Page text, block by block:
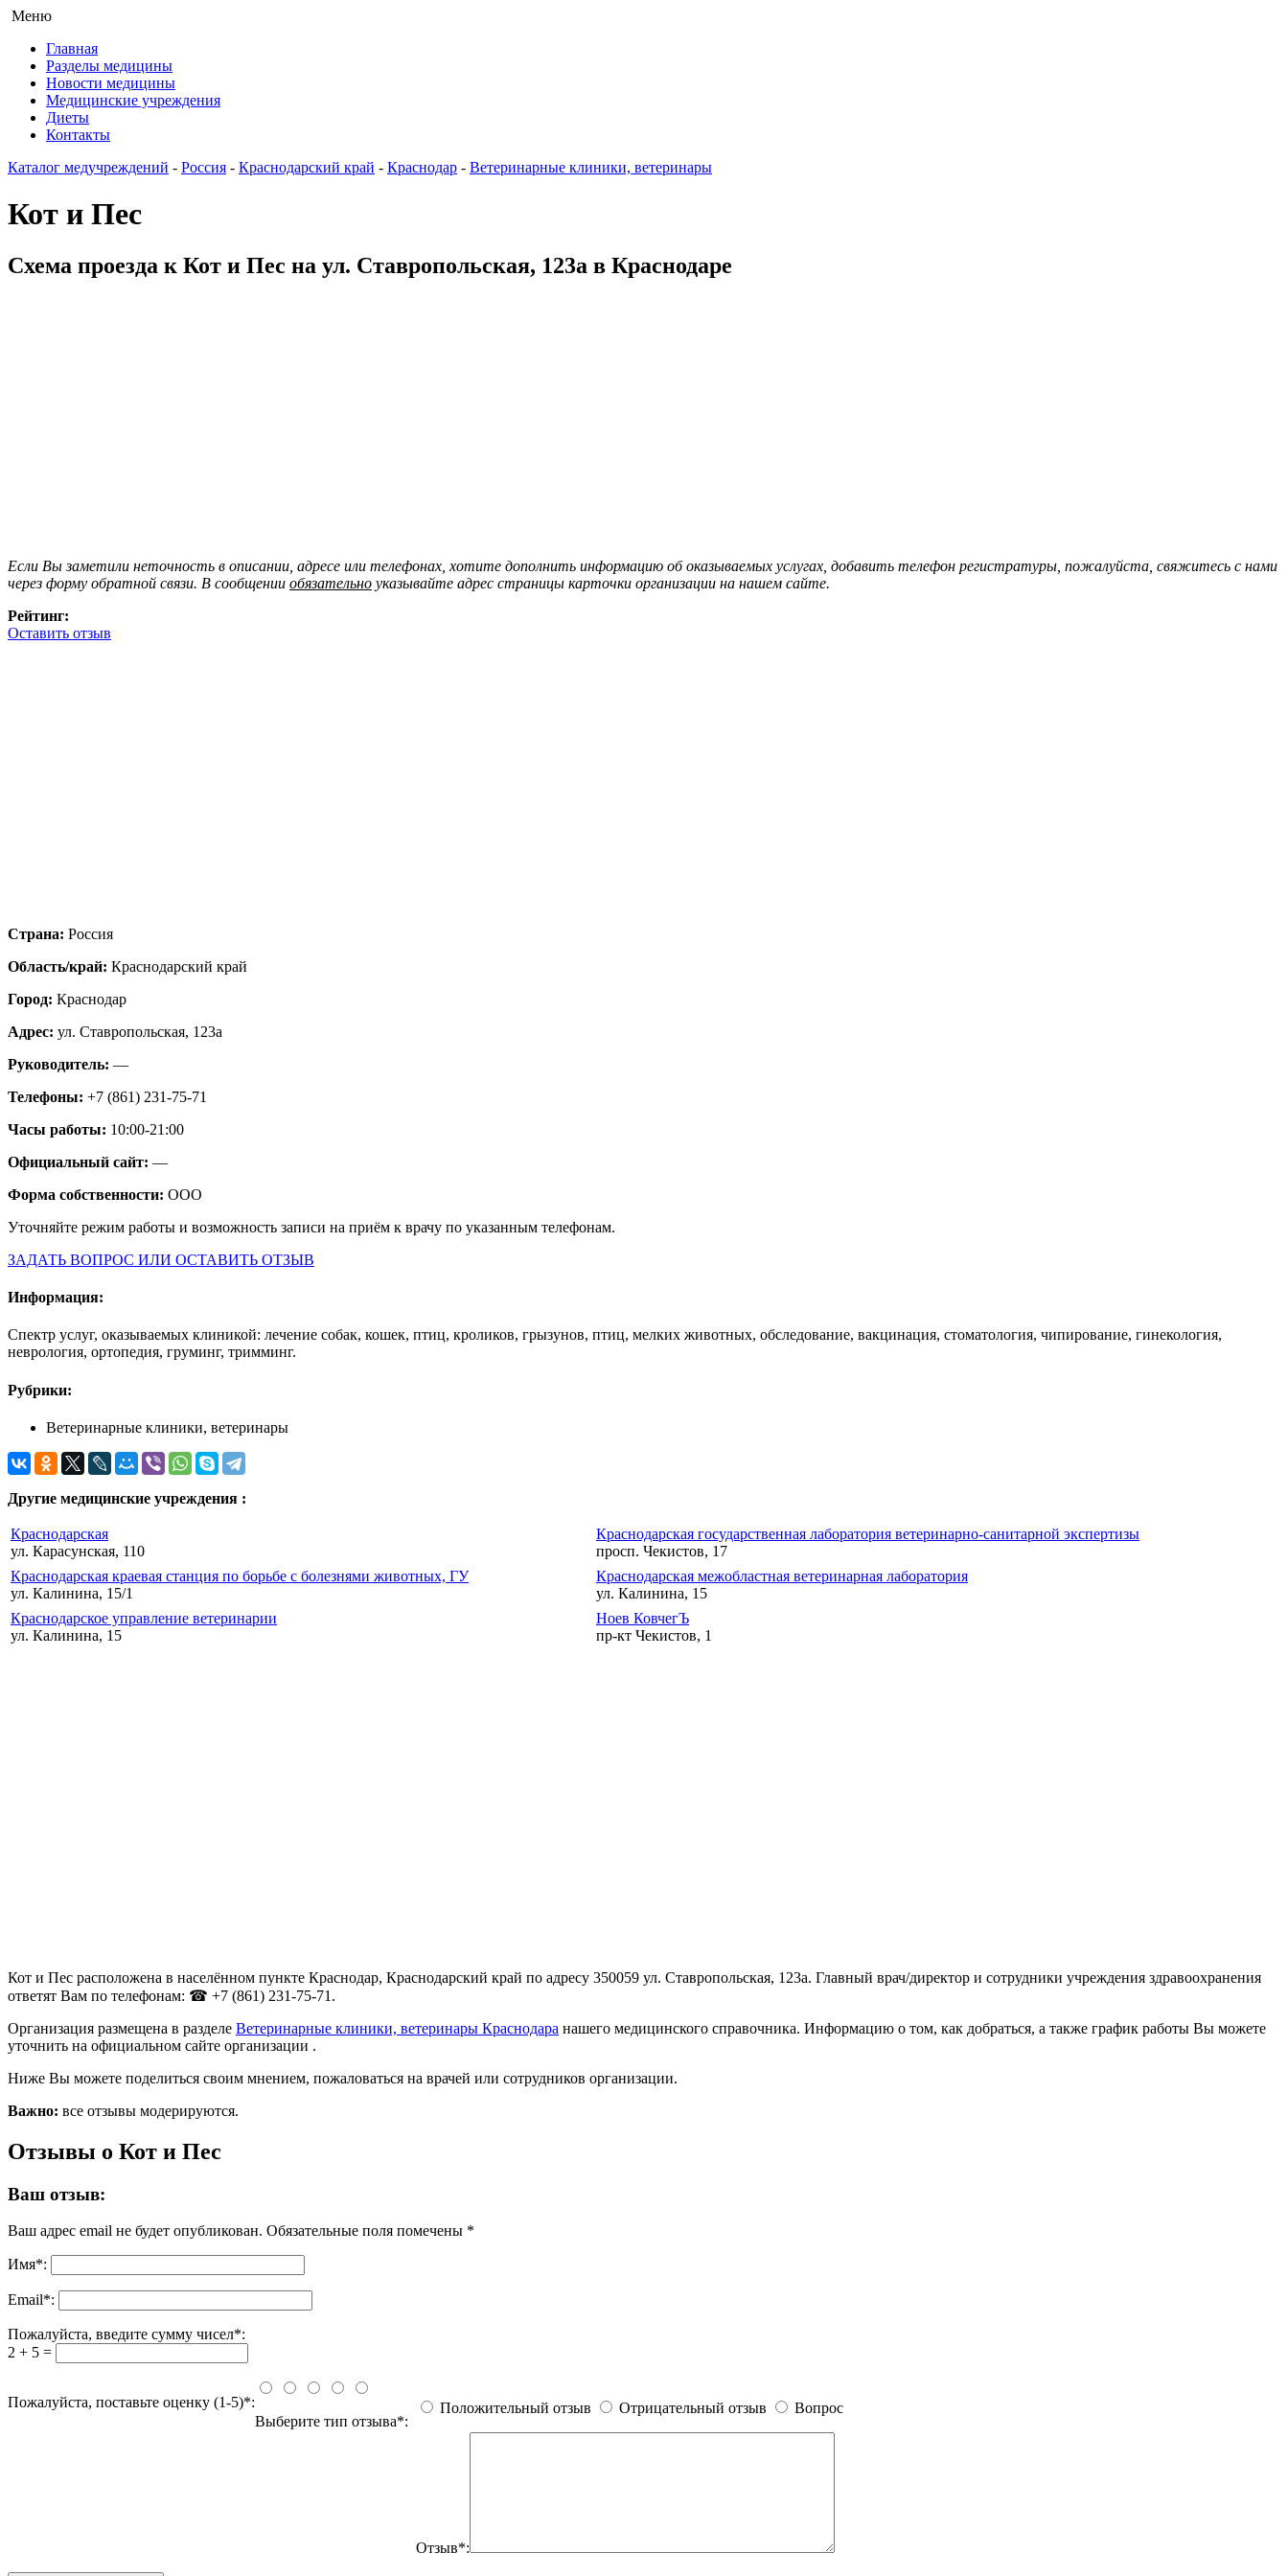
Меню
Главная
Разделы медицины
Новости медицины
Медицинские учреждения
Диеты
Контакты
Каталог медучреждений - Россия - Краснодарский край - Краснодар - Ветеринарные клиники, ветеринары
Кот и Пес
Схема проезда к Кот и Пес на ул. Ставропольская, 123а в Краснодаре
Если Вы заметили неточность в описании, адресе или телефонах, хотите дополнить информацию об оказываемых услугах, добавить телефон регистратуры, пожалуйста, свяжитесь с нами
через форму обратной связи. В сообщении обязательно указывайте адрес страницы карточки организации на нашем сайте.
Рейтинг:
Оставить отзыв
Страна: Россия
Область/край: Краснодарский край
Город: Краснодар
Адрес: ул. Ставропольская, 123а
Руководитель: —
Телефоны: +7 (861) 231-75-71
Часы работы: 10:00-21:00
Официальный сайт: —
Форма собственности: ООО
Уточняйте режим работы и возможность записи на приём к врачу по указанным телефонам.
ЗАДАТЬ ВОПРОС ИЛИ ОСТАВИТЬ ОТЗЫВ
Информация:
Спектр услуг, оказываемых клиникой: лечение собак, кошек, птиц, кроликов, грызунов, птиц, мелких животных, обследование, вакцинация, стоматология, чипирование, гинекология,
неврология, ортопедия, груминг, тримминг.
Рубрики:
Ветеринарные клиники, ветеринары
Другие медицинские учреждения :
Краснодарская
ул. Карасунская, 110
Краснодарская государственная лаборатория ветеринарно-санитарной экспертизы
просп. Чекистов, 17
Краснодарская краевая станция по борьбе с болезнями животных, ГУ
ул. Калинина, 15/1
Краснодарская межобластная ветеринарная лаборатория
ул. Калинина, 15
Краснодарское управление ветеринарии
ул. Калинина, 15
Ноев КовчегЪ
пр-кт Чекистов, 1
Кот и Пес расположена в населённом пункте Краснодар, Краснодарский край по адресу 350059 ул. Ставропольская, 123а. Главный врач/директор и сотрудники учреждения здравоохранения
ответят Вам по телефонам: ☎ +7 (861) 231-75-71.
Организация размещена в разделе Ветеринарные клиники, ветеринары Краснодара нашего медицинского справочника. Информацию о том, как добраться, а также график работы Вы можете
уточнить на официальном сайте организации .
Ниже Вы можете поделиться своим мнением, пожаловаться на врачей или сотрудников организации.
Важно: все отзывы модерируются.
Отзывы о Кот и Пес
Ваш отзыв:
Ваш адрес email не будет опубликован. Обязательные поля помечены *
Имя*:
Email*:
Пожалуйста, введите сумму чисел*:
2 + 5 =
Пожалуйста, поставьте оценку (1-5)*:
Выберите тип отзыва*:
Положительный отзыв Отрицательный отзыв Вопрос
Отзыв*: